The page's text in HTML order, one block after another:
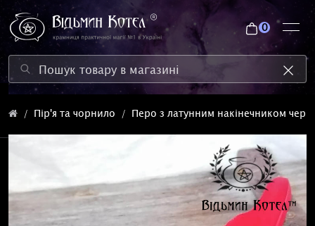
0
Пір'я та чорнило Перо з латунним накінечником